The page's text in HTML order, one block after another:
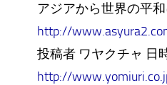
アジアから世界の平
http://
投稿者 ワヤクチャ 日
http://